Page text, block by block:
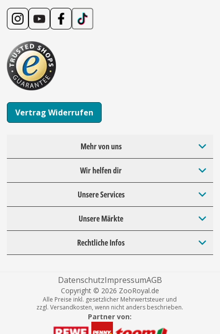
Vertrag Widerrufen
Mehr von uns
Wir helfen dir
Unsere Services
Unsere Märkte
Rechtliche Infos
DatenschutzImpressumAGB
Copyright © 2026 ZooRoyal.de
Alle Preise inkl. gesetzlicher Mehrwertsteuer und
zzgl. Versandkosten, wenn nicht anders beschrieben.
Partner von: